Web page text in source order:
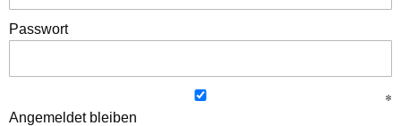
Passwort
Angemeldet bleiben